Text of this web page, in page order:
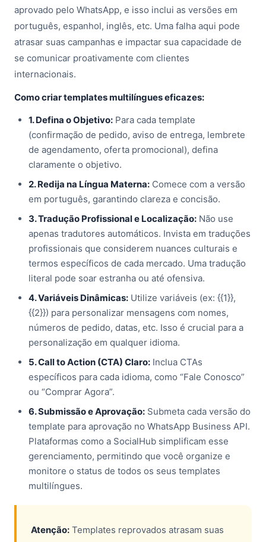
aprovado pelo WhatsApp, e isso inclui as versões em
português, espanhol, inglês, etc. Uma falha aqui pode
atrasar suas campanhas e impactar sua capacidade de
se comunicar proativamente com clientes
internacionais.
Como criar templates multilíngues eficazes:
1. Defina o Objetivo: Para cada template
(confirmação de pedido, aviso de entrega, lembrete
de agendamento, oferta promocional), defina
claramente o objetivo.
2. Redija na Língua Materna: Comece com a versão
em português, garantindo clareza e concisão.
3. Tradução Profissional e Localização: Não use
apenas tradutores automáticos. Invista em traduções
profissionais que considerem nuances culturais e
termos específicos de cada mercado. Uma tradução
literal pode soar estranha ou até ofensiva.
4. Variáveis Dinâmicas: Utilize variáveis (ex: {{1}},
{{2}}) para personalizar mensagens com nomes,
números de pedido, datas, etc. Isso é crucial para a
personalização em qualquer idioma.
5. Call to Action (CTA) Claro: Inclua CTAs
específicos para cada idioma, como “Fale Conosco”
ou “Comprar Agora”.
6. Submissão e Aprovação: Submeta cada versão do
template para aprovação no WhatsApp Business API.
Plataformas como a SocialHub simplificam esse
gerenciamento, permitindo que você organize e
monitore o status de todos os seus templates
multilíngues.
Atenção: Templates reprovados atrasam suas